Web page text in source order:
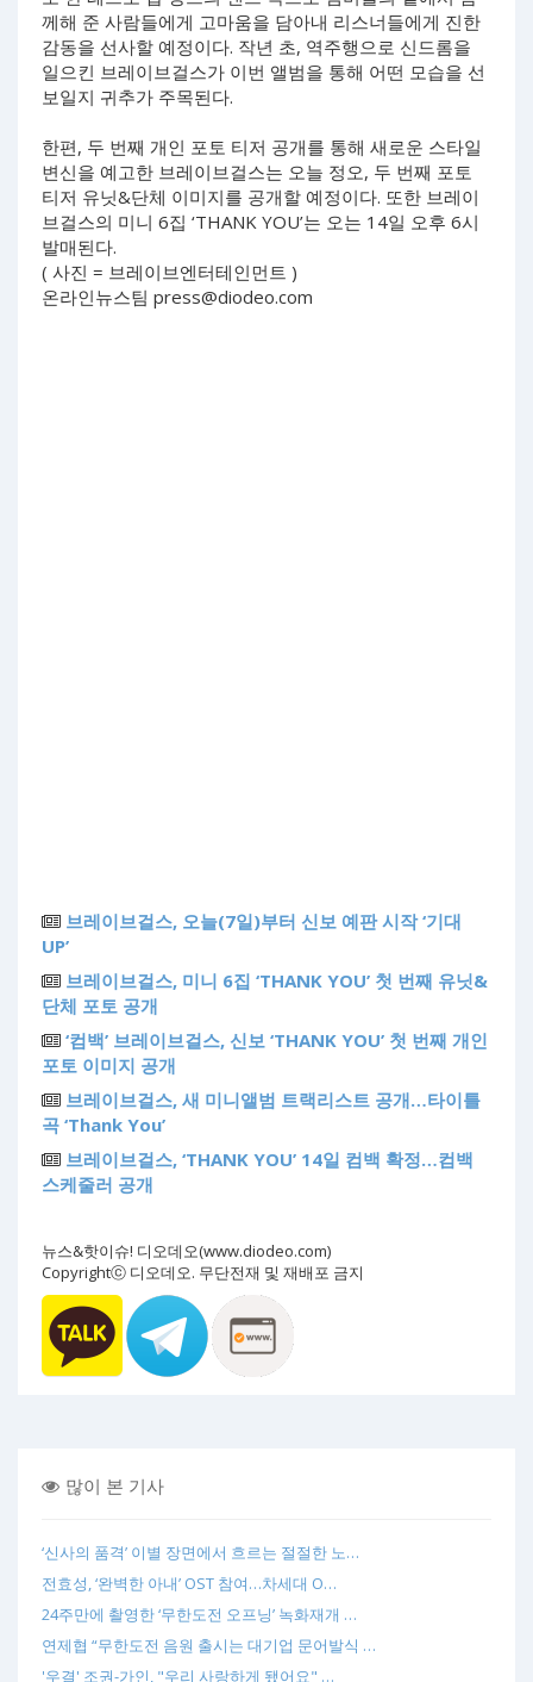
께해 준 사람들에게 고마움을 담아내 리스너들에게 진한
감동을 선사할 예정이다. 작년 초, 역주행으로 신드롬을
일으킨 브레이브걸스가 이번 앨범을 통해 어떤 모습을 선
보일지 귀추가 주목된다.
한편, 두 번째 개인 포토 티저 공개를 통해 새로운 스타일
변신을 예고한 브레이브걸스는 오늘 정오, 두 번째 포토
티저 유닛&단체 이미지를 공개할 예정이다. 또한 브레이
브걸스의 미니 6집 ‘THANK YOU’는 오는 14일 오후 6시
발매된다.
( 사진 = 브레이브엔터테인먼트 )
온라인뉴스팀 press@diodeo.com
브레이브걸스, 오늘(7일)부터 신보 예판 시작 ‘기대
UP’
브레이브걸스, 미니 6집 ‘THANK YOU’ 첫 번째 유닛&
단체 포토 공개
‘컴백’ 브레이브걸스, 신보 ‘THANK YOU’ 첫 번째 개인
포토 이미지 공개
브레이브걸스, 새 미니앨범 트랙리스트 공개…타이틀
곡 ‘Thank You’
브레이브걸스, ‘THANK YOU’ 14일 컴백 확정…컴백
스케줄러 공개
뉴스&핫이슈! 디오데오(www.diodeo.com)
Copyrightⓒ 디오데오. 무단전재 및 재배포 금지
많이 본 기사
‘신사의 품격’ 이별 장면에서 흐르는 절절한 노…
전효성, ‘완벽한 아내’ OST 참여…차세대 O…
24주만에 촬영한 ‘무한도전 오프닝’ 녹화재개 …
연제협 “무한도전 음원 출시는 대기업 문어발식 …
'우결' 조권-가인, "우리 사랑하게 됐어요" …